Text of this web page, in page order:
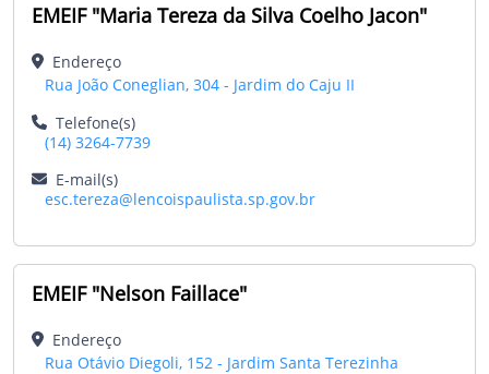
EMEIF "Maria Tereza da Silva Coelho Jacon"
Endereço
Rua João Coneglian, 304 - Jardim do Caju II
Telefone(s)
(14) 3264-7739
E-mail(s)
esc.tereza@lencoispaulista.sp.gov.br
EMEIF "Nelson Faillace"
Endereço
Rua Otávio Diegoli, 152 - Jardim Santa Terezinha